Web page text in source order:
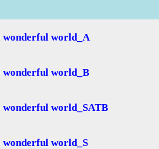
wonderful world_A
wonderful world_B
wonderful world_SATB
wonderful world_S